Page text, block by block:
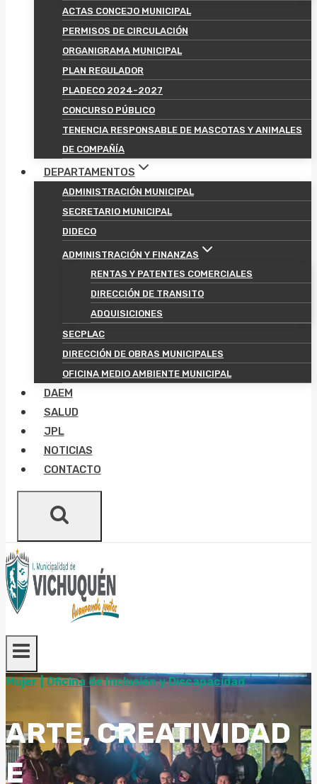
ACTAS CONCEJO MUNICIPAL
PERMISOS DE CIRCULACIÓN
ORGANIGRAMA MUNICIPAL
PLAN REGULADOR
PLADECO 2024-2027
CONCURSO PÚBLICO
TENENCIA RESPONSABLE DE MASCOTAS Y ANIMALES
DE COMPAÑÍA
DEPARTAMENTOS
ADMINISTRACIÓN MUNICIPAL
SECRETARIO MUNICIPAL
DIDECO
ADMINISTRACIÓN Y FINANZAS
RENTAS Y PATENTES COMERCIALES
DIRECCIÓN DE TRANSITO
ADQUISICIONES
SECPLAC
DIRECCIÓN DE OBRAS MUNICIPALES
OFICINA MEDIO AMBIENTE MUNICIPAL
DAEM
SALUD
JPL
NOTICIAS
CONTACTO
Mujer|Oficina de Inclusión y Discapacidad
ARTE, CREATIVIDAD
E